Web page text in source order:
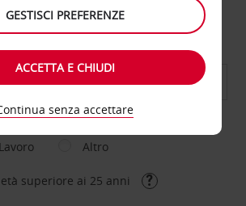
di riconsegna diversa
AL GIORNO
Lavoro Altro
superiore ai 25 anni
GESTISCI PREFERENZE
ACCETTA E CHIUDI
senza accettare